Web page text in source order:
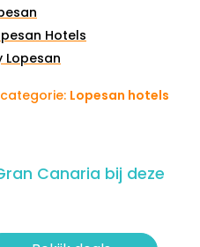
Hotels
Lopesan
Lopesan hotels
Canaria bij deze